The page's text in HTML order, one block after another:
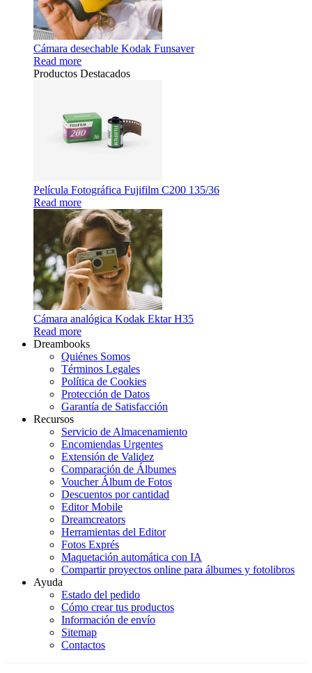
Cámara desechable Kodak Funsaver
Read more
Productos Destacados
Película Fotográfica Fujifilm C200 135/36
Read more
Cámara analógica Kodak Ektar H35
Read more
Dreambooks
Quiénes Somos
Términos Legales
Política de Cookies
Protección de Datos
Garantía de Satisfacción
Recursos
Servicio de Almacenamiento
Encomiendas Urgentes
Extensión de Validez
Comparación de Álbumes
Voucher Álbum de Fotos
Descuentos por cantidad
Editor Mobile
Dreamcreators
Herramientas del Editor
Fotos Exprés
Maquetación automática con IA
Compartir proyectos online para álbumes y fotolibros
Ayuda
Estado del pedido
Cómo crear tus productos
Información de envío
Sitemap
Contactos